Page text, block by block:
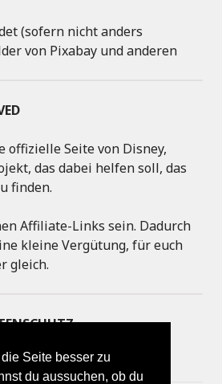
Seite besser zu
du aussuchen, ob du
(sofern nicht anders
von Pixabay und anderen
offizielle Seite von Disney,
das dabei helfen soll, das
finden.
Affiliate-Links sein. Dadurch
kleine Vergütung, für euch
gleich.